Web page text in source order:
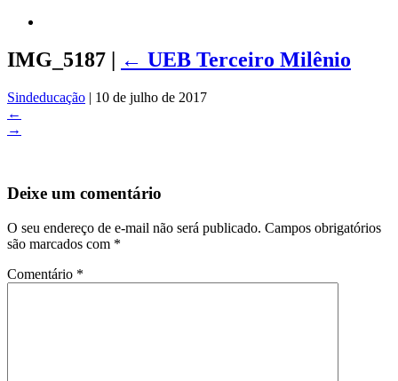
IMG_5187 | ← UEB Terceiro Milênio
Sindeducação | 10 de julho de 2017
←
→
Deixe um comentário
O seu endereço de e-mail não será publicado. Campos obrigatórios
são marcados com *
Comentário *